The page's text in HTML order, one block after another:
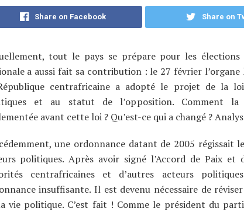
Share on Facebook Share on
tout le pays se prépare pour les élections
a aussi fait sa contribution : le 27 février
centrafricaine a adopté le projet de la
et au statut de l’opposition. Comment
avant cette loi ? Qu’est-ce qui a changé ?
une ordonnance datant de 2005 régissait
politiques. Après avoir signé l’Accord de Paix et
centrafricaines et d’autres acteurs
insuffisante. Il est devenu nécessaire de
vie politique. C’est fait ! Comme le président du parti